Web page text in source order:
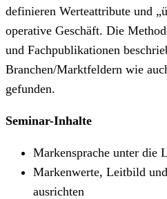
definieren Werteattribute und
operative Geschäft. Die
und Fachpublikationen
Branchen/Marktfeldern wie
gefunden.
Seminar-Inhalte
Markensprache unter die
Markenwerte, Leitbild
ausrichten